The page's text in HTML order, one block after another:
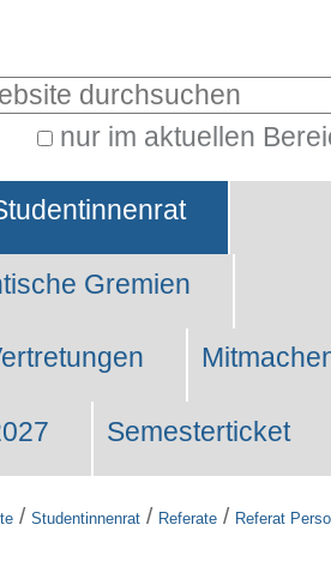
nur im aktuellen
Gremien
Semesterticket
/ Studentinnenrat / Referate / Referat